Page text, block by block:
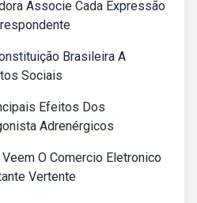
Associe Cada Expressão
Brasileira A
Sociais
Efeitos Dos
Adrenérgicos
O Comercio Eletronico
Vertente